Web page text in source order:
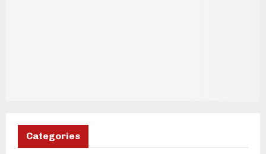
Categories